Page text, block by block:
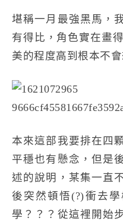
堪稱一月最強黑馬，
有得比，角色實在畫
美的程度高到根本不會
本來這部我要排在四
平穩也有懸念，但是
述的說明，某集一直
後突然頓悟(?)衝去
學？？？從這裡開始